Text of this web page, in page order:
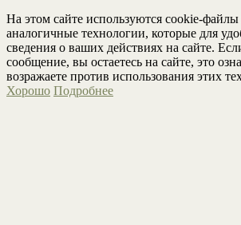
На этом сайте используются cookie-
аналогичные технологии, которые для
сведения о ваших действиях на сайте.
сообщение, вы остаетесь на сайте, это
возражаете против использования этих
Хорошо Подробнее